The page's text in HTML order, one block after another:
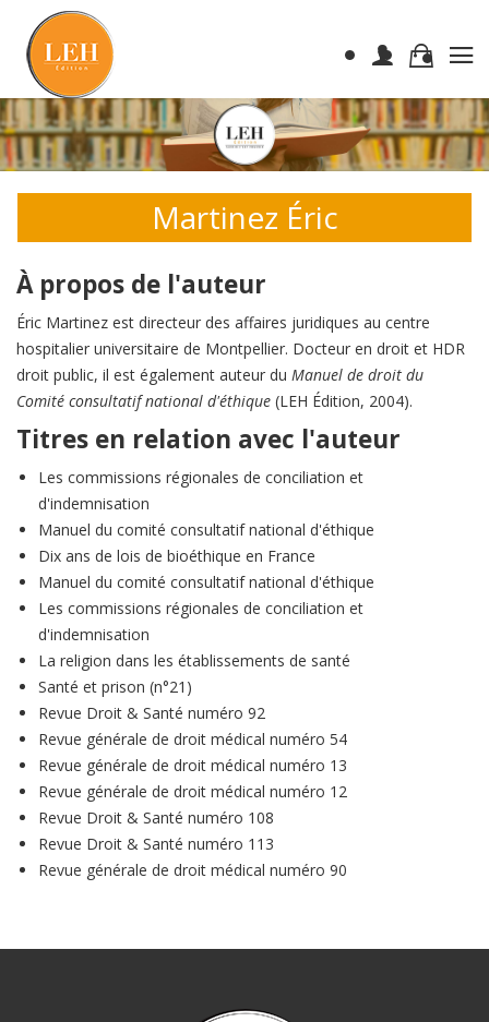
Martinez Éric
À propos de l'auteur
Éric Martinez est directeur des affaires juridiques au centre
hospitalier universitaire de Montpellier. Docteur en droit et HDR
droit public, il est également auteur du Manuel de droit du
Comité consultatif national d'éthique (LEH Édition, 2004).
Titres en relation avec l'auteur
Les commissions régionales de conciliation et
d'indemnisation
Manuel du comité consultatif national d'éthique
Dix ans de lois de bioéthique en France
Manuel du comité consultatif national d'éthique
Les commissions régionales de conciliation et
d'indemnisation
La religion dans les établissements de santé
Santé et prison (n°21)
Revue Droit & Santé numéro 92
Revue générale de droit médical numéro 54
Revue générale de droit médical numéro 13
Revue générale de droit médical numéro 12
Revue Droit & Santé numéro 108
Revue Droit & Santé numéro 113
Revue générale de droit médical numéro 90